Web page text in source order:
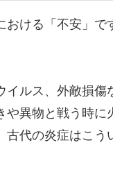
おける「不安」で
イルス、外敵損傷
異物と戦う時に
代の炎症はこう